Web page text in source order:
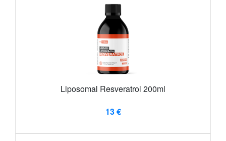
Liposomal Resveratrol 200ml
13 €